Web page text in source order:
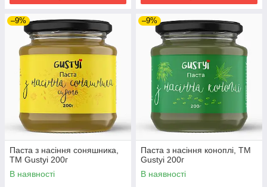
–9%
Паста з насіння соняшника,
ТМ Gustyi 200г
В наявності
–9%
Паста з насіння коноплі, ТМ
Gustyі 200г
В наявності